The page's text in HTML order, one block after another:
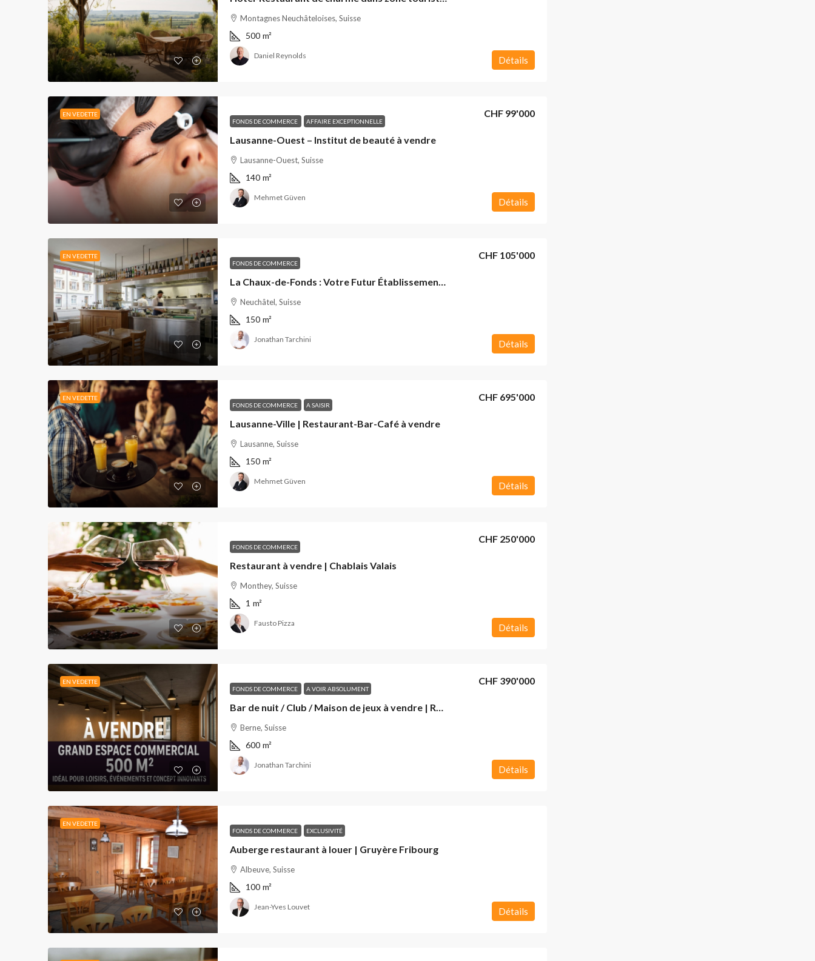
Montagnes Neuchâteloises, Suisse
500 m²
Détails
Daniel Reynolds
EN VEDETTE
FONDS DE COMMERCE
AFFAIRE EXCEPTIONNELLE
Lausanne-Ouest – Institut de beauté à vendre
CHF 99'000
Lausanne-Ouest, Suisse
140 m²
Détails
Mehmet Güven
EN VEDETTE
FONDS DE COMMERCE
La Chaux-de-Fonds : Votre Futur Établissement de Renom
CHF 105'000
Neuchâtel, Suisse
150 m²
Détails
Jonathan Tarchini
EN VEDETTE
FONDS DE COMMERCE
A SAISIR
Lausanne-Ville | Restaurant-Bar-Café à vendre
CHF 695'000
Lausanne, Suisse
150 m²
Détails
Mehmet Güven
FONDS DE COMMERCE
Restaurant à vendre | Chablais Valais
CHF 250'000
Monthey, Suisse
1 m²
Détails
Fausto Pizza
EN VEDETTE
FONDS DE COMMERCE
A VOIR ABSOLUMENT
Bar de nuit / Club / Maison de jeux à vendre | Région Berne
CHF 390'000
Berne, Suisse
600 m²
Détails
Jonathan Tarchini
EN VEDETTE
FONDS DE COMMERCE
EXCLUSIVITÉ
Auberge restaurant à louer | Gruyère Fribourg
Albeuve, Suisse
100 m²
Détails
Jean-Yves Louvet